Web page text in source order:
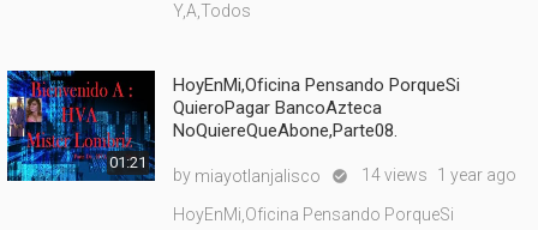
Y,A,Todos
01:21
HoyEnMi,Oficina Pensando PorqueSi
QuieroPagar BancoAzteca
NoQuiereQueAbone,Parte08.
by miayotlanjalisco  14 views 1 year ago
HoyEnMi,Oficina Pensando PorqueSi